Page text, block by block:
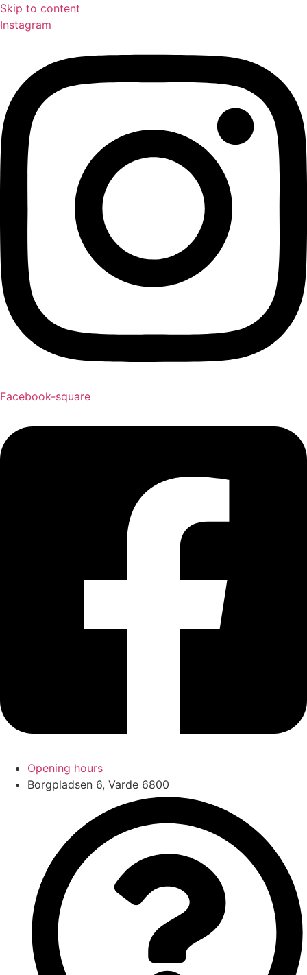
Skip to content
Instagram
Facebook-square
Opening hours
Borgpladsen 6, Varde 6800